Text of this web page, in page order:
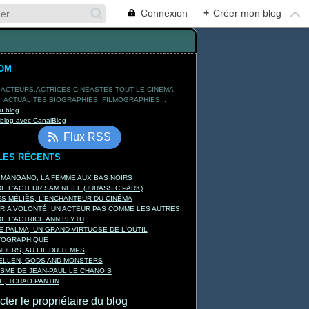
Connexion + Créer mon blog
LE CINEMA,
ACTUALITES,BIOGRAPHIES, FILMOGRAPHIES...
blog
avec CanalBlog
Flux RSS
RÉCENTS
LA FEMME AUX BAS NOIRS
L'ACTEUR SAM NEILL (JURASSIC PARK)
MÉLIÈS, L'ENCHANTEUR DU CINÉMA
VOLONTÉ, UN ACTEUR PAS COMME LES AUTRES
L'ACTRICE ANN BLYTH
PALMA, UN GRAND VIRTUOSE DE L'OUTIL
AU FIL DU TEMPS
GODS AND MONSTERS
DE JEAN-PAUL LE CHANOIS
TCHAO PANTIN
le propriétaire du blog